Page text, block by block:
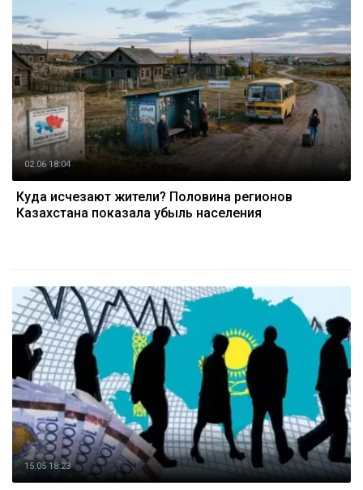
02.06 18:04
Куда исчезают жители? Половина регионов
Казахстана показала убыль населения
15.05 18:23